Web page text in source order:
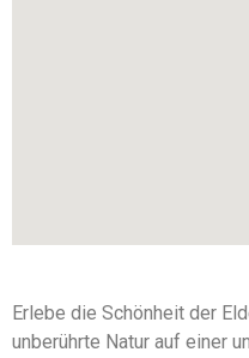
Erlebe die Schönheit der
unberührte Natur auf einer